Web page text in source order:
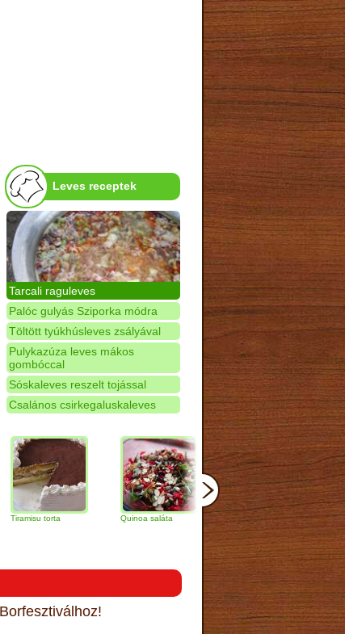
Leves receptek
Tarcali raguleves
Palóc gulyás Sziporka módra
Töltött tyúkhúsleves zsályával
Pulykazúza leves mákos
gombóccal
Sóskaleves reszelt tojással
Csalános csirkegaluskaleves
torta Quinoa saláta Mandulás kifli
Csokoládés-
narancs